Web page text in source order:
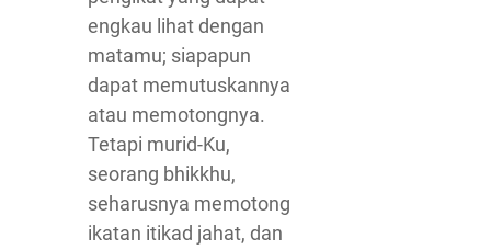
engkau lihat dengan
matamu; siapapun
dapat memutuskannya
atau memotongnya.
Tetapi murid-Ku,
seorang bhikkhu,
seharusnya memotong
ikatan itikad jahat, dan